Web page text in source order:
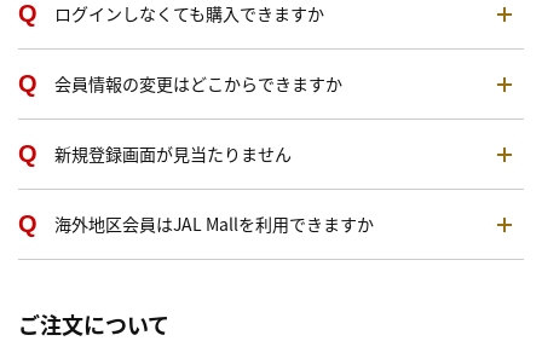
ログインしなくても購入できますか
会員情報の変更はどこからできますか
新規登録画面が見当たりません
海外地区会員はJAL Mallを利用できますか
ご注文について